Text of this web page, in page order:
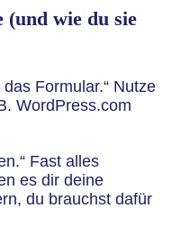
(und wie du sie
Formular.“ Nutze
WordPress.com
Fast alles
es dir deine
du brauchst dafür